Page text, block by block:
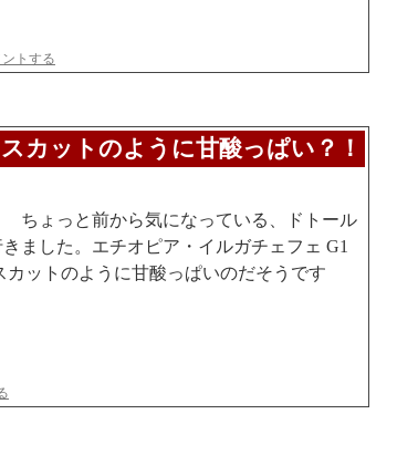
ントする
カットのように甘酸っぱい？！
ちょっと前から気になっている、ドトール
ました。エチオピア・イルガチェフェ G1
カットのように甘酸っぱいのだそうです